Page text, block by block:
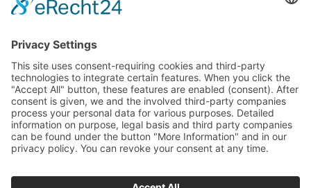
küche türen beratung immobilien
wellness
renovieren
möbel dämmung
sicherheit
elektro
zaun hausbau holz
rund ums haus
modernisieren
sanieren finanzierung
smart home